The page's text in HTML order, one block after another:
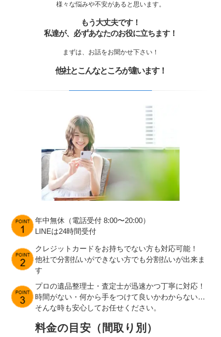
様々な悩みや不安があると思います。
もう大丈夫です！
私達が、必ずあなたのお役に立ちます！
まずは、お話をお聞かせ下さい！
他社とこんなところが違います！
年中無休（電話受付 8:00〜20:00）
LINEは24時間受付
クレジットカードをお持ちでない方も対応可能！
他社で分割払いができない方でも分割払いが出来ま
す
プロの遺品整理士・査定士が迅速かつ丁寧に対応！
時間がない・何から手をつけて良いかわからない…
そんな時も安心してお任せください。
料金の目安（間取り別）